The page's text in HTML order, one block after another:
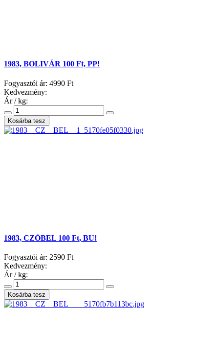
1983, BOLIVÁR 100 Ft, PP!
Fogyasztói ár: 4990 Ft
Kedvezmény:
Ár / kg:
1983, CZÓBEL 100 Ft, BU!
Fogyasztói ár: 2590 Ft
Kedvezmény:
Ár / kg: